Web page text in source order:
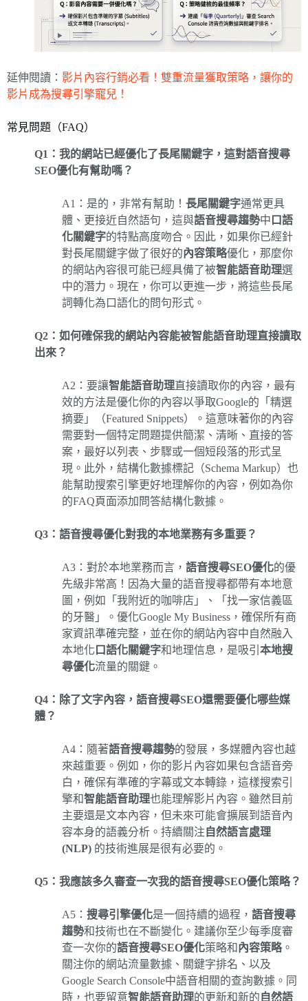
延伸閱讀： 影片內容行銷必看！雙重流量獲取策略，讓你的
影片成為搜尋引擎寵兒！
常見問題（FAQ）
Q1：我的網站已經優化了長尾關鍵字，這對語音搜尋
SEO優化有幫助嗎？
A1：是的，非常有幫助！ 長尾關鍵字通常更具
體、更接近自然語句，這與語音搜尋趨勢中 口語
化關鍵字的特點高度吻合。因此，如果你已經針
對長尾關鍵字做了很好的內容策略優化，那麼你
的網站內容很可能已經具備了被智能語音助理選
中的潛力。現在，你可以更進一步，將這些長尾
詞轉化為口語化的問句形式。
Q2：如何確保我的網站內容能被智能語音助理直接讀取
出來？
A2：要讓智能語音助理直接讀取你的內容，最有
效的方法是優化你的內容以爭取Google的「精選
摘要」（Featured Snippets）。這意味著你的內容
需要對一個特定問題提供簡潔、清晰、直接的答
案，最好以列表、步驟或一個短段落的形式呈
現。此外，結構化數據標記（Schema Markup）也
能幫助搜索引擎更好地理解你的內容，例如為你
的FAQ頁面添加問答結構化數據。
Q3：語音搜尋優化對我的本地業務有多重要？
A3：對於本地業務而言， 語音搜尋SEO優化的優
先級非常高！因為大量的語音搜尋都帶有本地意
圖，例如「我附近的咖啡店」、「找一家信義區
的牙醫」。優化Google My Business，確保所有商
家資訊準確完整，並在你的網站內容中自然融入
本地化 口語化關鍵字和地理信息，是吸引 本地搜
尋優化流量的關鍵。
Q4：除了文字內容，語音搜尋SEO還需要優化哪些媒
體？
A4：隨著語音搜尋趨勢的發展，多媒體內容也越
來越重要。例如，你的影片內容如果包含語音旁
白，確保有準確的字幕或文本轉錄，這樣搜索引
擎和智能語音助理也能理解影片內容。雖然目前
主要還是文本內容，但未來可能會擴展到語音內
容本身的語義分析。持續關注 自然語言處理
(NLP) 的技術進展是很有必要的。
Q5：我應該多久審查一次我的語音搜尋SEO優化策略？
A5： 搜尋引擎優化是一個持續的過程， 語音搜尋
趨勢和技術也在不斷變化。建議你至少每季度審
查一次你的語音搜尋SEO優化策略和內容策略。
關注你的網站流量數據、關鍵字排名、以及
Google Search Console中語音相關的查詢數據。同
時，也要留意智能語音助理的更新和新的 自然語